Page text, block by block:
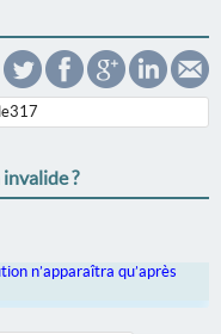
?
n’apparaîtra qu’après